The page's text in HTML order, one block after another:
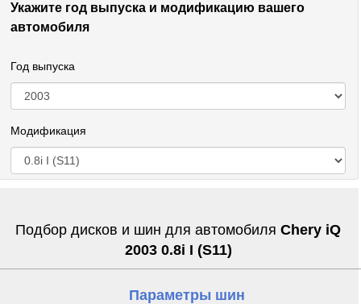
Укажите год выпуска и модификацию вашего
автомобиля
Год выпуска
Модификация
Подбор дисков и шин для автомобиля Chery iQ
2003 0.8i I (S11)
Параметры шин